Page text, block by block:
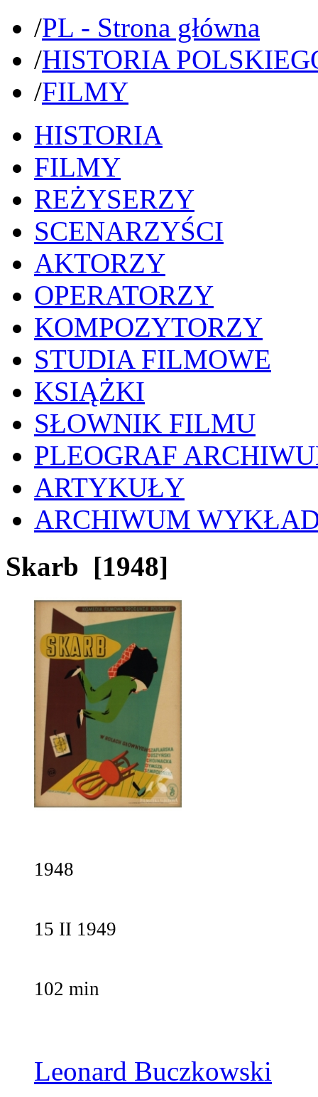
/PL - Strona główna
/HISTORIA
/FILMY
HISTORIA
FILMY
REŻYSERZY
SCENARZYŚCI
AKTORZY
OPERATORZY
KOMPOZYTORZY
STUDIA FILMOWE
KSIĄŻKI
SŁOWNIK FILMU
PLEOGRAF
ARTYKUŁY
ARCHIWUM
Skarb [1948]
1948
15 II 1949
102 min
Leonard Buczkowski